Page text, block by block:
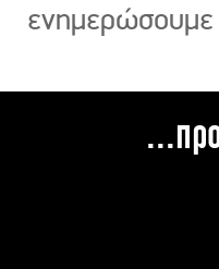
ενημερώσουμε